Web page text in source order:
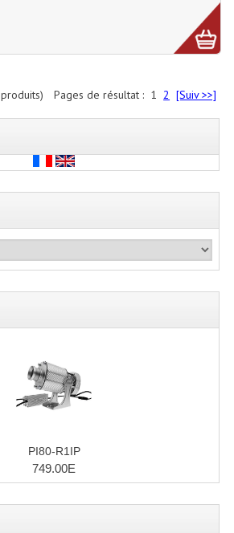
Pages de résultat : 1 2 [Suiv >>]
produits)
PI80-R1IP
749.00E